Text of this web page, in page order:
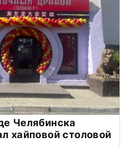
Челябинска
хайповой столовой